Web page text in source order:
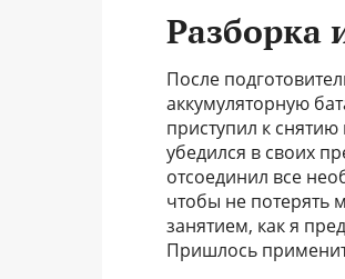
Разборка
После
аккумуляторную
приступил к
убедился в своих
отсоединил все
чтобы не потерять
занятием, как я
Пришлось